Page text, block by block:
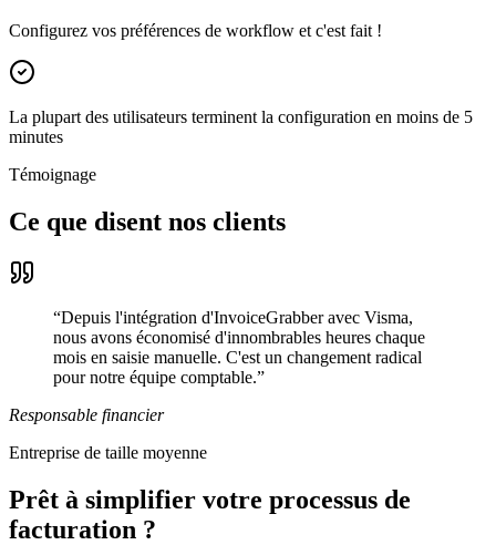
Configurez vos préférences de workflow et c'est fait !
La plupart des utilisateurs terminent la configuration en moins de 5
minutes
Témoignage
Ce que disent nos clients
“Depuis l'intégration d'InvoiceGrabber avec Visma,
nous avons économisé d'innombrables heures chaque
mois en saisie manuelle. C'est un changement radical
pour notre équipe comptable.”
Responsable financier
Entreprise de taille moyenne
Prêt à simplifier votre processus de
facturation ?